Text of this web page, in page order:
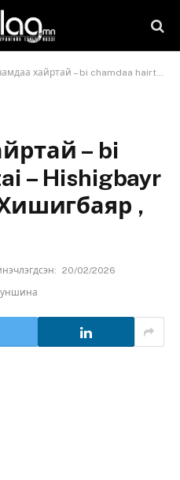
хайртай – bi chamdaa hairtai – Hishigbayr , Delgermaa – Хишигбаяр , Дэлгэрмаа
– bi
– Hishigbayr
,
20/02/2026
уншина